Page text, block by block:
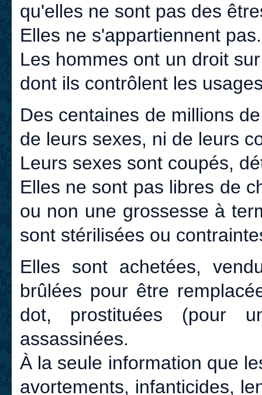
qu'elles ne sont pas des
Elles ne s'appartiennent pas.
Les hommes ont un droit
dont ils contrôlent les
Des centaines de millions
de leurs sexes, ni de leurs
Leurs sexes sont coupés,
Elles ne sont pas libres de
ou non une grossesse à
sont stérilisées ou
Elles sont achetées,
brûlées pour être
dot, prostituées (pour
assassinées.
À la seule information que
avortements, infanticides,